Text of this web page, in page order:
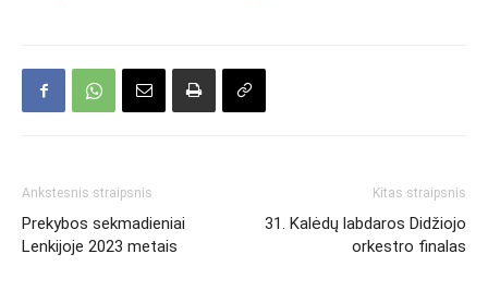
Ankstesnis straipsnis
Prekybos sekmadieniai
Lenkijoje 2023 metais
Kitas straipsnis
31. Kalėdų labdaros Didžiojo
orkestro finalas